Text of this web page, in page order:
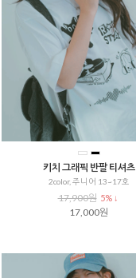
키치 그래픽 반팔 티셔츠
2color, 주니어 13~17호
17,900원 5% ↓
17,000원